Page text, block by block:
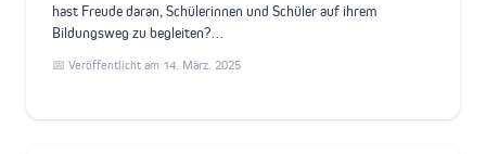
hast Freude daran, Schülerinnen und Schüler auf ihrem
Bildungsweg zu begleiten?…
📅 Veröffentlicht am 14. März. 2025